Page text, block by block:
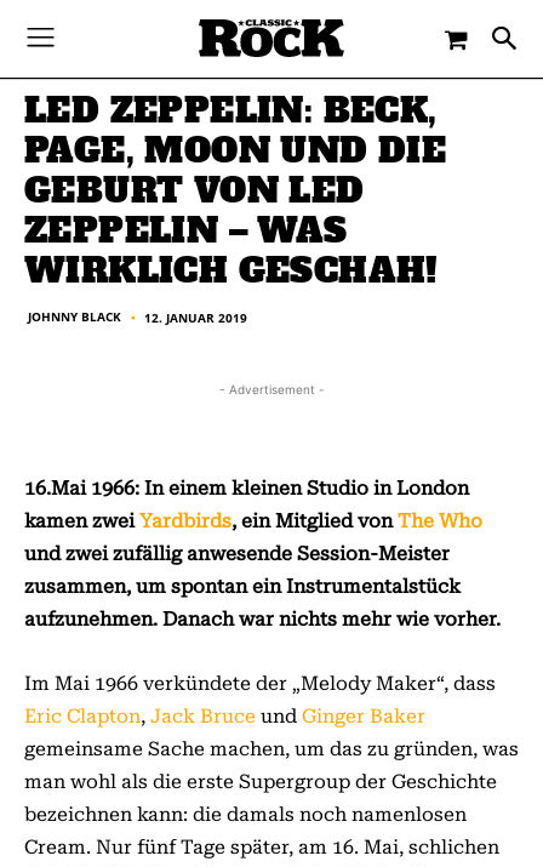
JOHNNY BLACK - 12. JANUAR 2019
LED ZEPPELIN: BECK,
PAGE, MOON UND DIE
GEBURT VON LED
ZEPPELIN – WAS
WIRKLICH GESCHAH!
JOHNNY BLACK ■ 12. JANUAR 2019
- Advertisement -
16.Mai 1966: In einem kleinen Studio in London
kamen zweiYardbirds, ein Mitglied vonThe Who
und zwei zufällig anwesende Session-Meister
zusammen, um spontan ein Instrumentalstück
aufzunehmen. Danach war nichts mehr wie vorher.
Im Mai 1966 verkündete der „Melody Maker“, dass
Eric Clapton, Jack Bruce und Ginger Baker
gemeinsame Sache machen, um das zu gründen, was
man wohl als die erste Supergroup der Geschichte
bezeichnen kann: die damals noch namenlosen
Cream. Nur fünf Tage später, am 16. Mai, schlichen